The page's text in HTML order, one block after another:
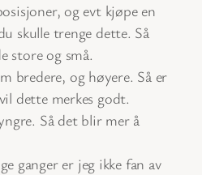
og evt kjøpe en
skulle trenge dette. Så
store og små.
bredere, og høyere. Så er
dette merkes godt.
Så det blir mer å
ganger er jeg ikke fan av